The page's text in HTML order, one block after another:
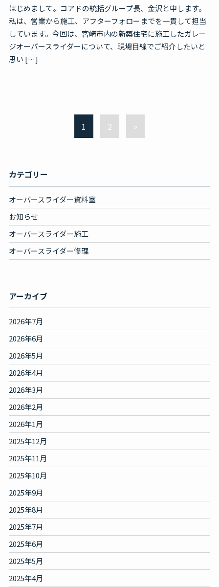
はじめまして。コアドの統括グループ長、金沢と申します。
私は、営業から施工、アフターフォローまでを一貫して担当
しています。今回は、宮崎市内の新築住宅に施工したガレー
ジオーバースライダーについて、現場目線でご紹介したいと
思い […]
1 2 »
カテゴリー
オーバースライダー資料室
お知らせ
オーバースライダー施工
オーバースライダー修理
アーカイブ
2026年7月
2026年6月
2026年5月
2026年4月
2026年3月
2026年2月
2026年1月
2025年12月
2025年11月
2025年10月
2025年9月
2025年8月
2025年7月
2025年6月
2025年5月
2025年4月